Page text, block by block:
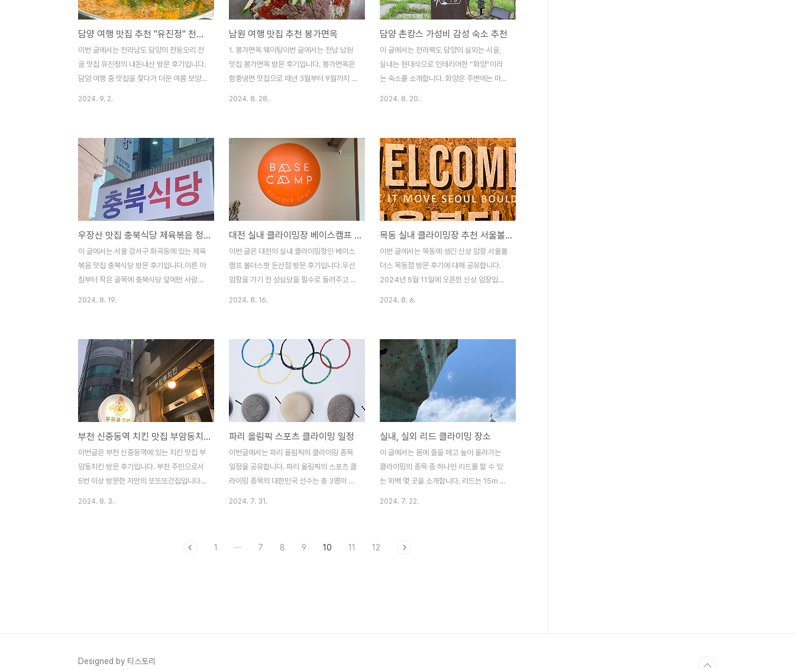
봉가면옥은 함흥냉면 맛집으로 매년 3월부터
9월까지 6개월만 운영합니다.현지 및 여행객
들의 소문난 맛집으로 주jjiyo.com👉 남원
한옥 카페 추천 "월향재" 바로가기 전남 남원
광한루 카페 망고빙수 맛집 ”월향..
30분당 1,500원종일권 1만 5천원⏰ 영업
시간 평일(월-금) 오전 11시 ~ 오후 11시주말
(토,일) 오전 10시 ~ 오후 8시💲이용요금일
일이용권 : 2만원체험강습권 : 3만원 (네이버
예악 필수)암벽화 대여 : 5천원..
시 30분 쯤 이전 방문 (일요일 기준)일요일
오전 9시 반쯤 도착하니 웨이팅이 없었습니
다.식사를 마치고 10시 반쯤에는 웨이팅이
있었습니다.오전 일찍 방문하는 것을 추천합
니다.웨이팅은 캐치테이블 이용 메뉴창평국
밥에서는 모..
담양 여행 맛집 추천 "유진정" 천둥오리 전골
이번 글에서는 전라남도 담양의 천둥오리 전
골 맛집 유진정의 내돈내산 방문 후기입니다.
담양 여행 중 맛집을 찾다가 더운 여름 보양
남 담양군 금성면 시암골로 17⏰ 영업시간 :
매일 오전 11:00 부터 오후 8시 30분 (주문
마감 오후 7시 30분) * 브레이크타임 : 오
후 3시 30분 부터 오후 5시 🚘 주차 : 식당
앞 주차장 무료 (주차 편함)✏️ 메뉴 : 청둥오
리 전골 단일 메뉴(전골과 미나리 한바구니
가득 함께 나옵니다.)🚻 화장실 : 오래됬지만
깨끗 (식당 내부에 있음)방문 시간은 토요일
오전 10시 5..
2024. 9. 2.
남원 여행 맛집 추천 봉가면옥
1. 봉가면옥 웨이팅이번 글에서는 전남 남원
맛집 봉가면옥 방문 후기입니다. 봉가면옥은
함흥냉면 맛집으로 매년 3월부터 9월까지 6
했는데 내부에는 식사중인 손님이 있었습니
다. ⏰ 영업시간 : 오전 11시 ~ 오후 9시 📍
주소 : 전북 남원시 소리길 177 🚘 주차 : 무
료 (주차 공간은 협소하며, 주차 공간이 부족
한 경우 식당 앞 갓길에 주차)봉가면옥 간판
입니다. "봉가"가 간판에서 많이 지워져 잘 보
이지 않습니다.주차는 식당 앞 차량 약 8대
정도가 주차할 수 있습니다. 주차 자리가 없
을 경우 식당 앞 갓길에 차량이 세워져 있었
습..
2024. 8. 28.
담양 촌캉스 가성비 감성 숙소 추천
이 글에서는 전라북도 담양의 실외는 시골,
실내는 현대식으로 인테리어한 “화양”이라
는 숙소를 소개합니다. 화양은 주변에는 마을
천둥오리 전골이번 글에서는 전라남도 담양
의 천둥오리 전골 맛집 유진정의 내돈내산 방
문 후기입니다. 담양 여행 중 맛집을 찾다가
더운 여름 보양도 할 겸 방문하게 되었습니
다. 주말에는 웨이팅이 있다는jjiyo.com👉
담양 맛집 추천 백종원 국밥 "창평국밥" 바로
가기 담양 맛집 노란간판 창평국밥 백종원 국
밥 웨이팅 꿀팁창평국밥 정보전남 담양의 국
밥거리의 백종원이 다녀가 유명해진 “창평국
밥” 내돈내산 방문 ..
2024. 8. 20.
우장산 맛집 충북식당 제육볶음 청국장
이 글에서는 서울 강서구 화곡동에 있는 제육
볶음 맛집 충북식당 방문 후기입니다.이른 아
침부터 작은 골목에 충북식당 앞에만 사람이
시부터 오후 3시까지일요일 : 휴무1인 식사
는 불가합니다.* 토요일 10시 반에 도착했을
때 이미 오픈해있었습니다. 정확한 오픈시간
은 알 수 없었습니다.3. 충북식당 웨이팅오전
11시 오픈이라고 나와있지만 토요일 오전 10
시 반에 도착했을 때, 이미 식사 중인 분들이
계셨고 앞에 약 10팀 정도 웨이팅이 있었습
니다.웨이팅을 한시간 정도 했고, 11시 반에
식사를 할 수 있었습니다.캐치테이블이나 따
로 웨이팅..
2024. 8. 19.
대전 실내 클라이밍장 베이스캠프 볼더스팟 둔산점 방문 후기
이번 글은 대전의 실내 클라이밍장인 베이스
캠프 볼더스팟 둔산점 방문 후기입니다.우선
암장을 가기 전 성심당을 필수로 들려주고 베
베이스캠프 볼더스팟은 베이스캠프의 2호점
입니다.1호점은 대전의 유성구에 있습니다.2.
베이스캠프 둔산점 주차주차비: 무료(주차권
에 도장을 찍어 제출하세요)주차권에는 2시
간 무료라고 적혀있지만 추가금액 없이 출차
했습니다투썸플레이스 건물 : 지하주차 난이
도: 중주차장 유형 : 일반 지하 주차장 (기계식
X)대로변 뒤편애 주차장 입구가 있습니다. 다
른 건물과 헷갈리지 않게 주의하세요.주차도
장 위치 : 카운터 오른쪽에 ..
2024. 8. 16.
목동 실내 클라이밍장 추천 서울볼더스 목동점 방문 후기
이번 글에서는 목동에 생긴 신상 암장 서울볼
더스 목동점 방문 후기에 대해 공유합니다.
2024년 5월 11일에 오픈한 신상 암장입니
사용하는 다른 암장에 비해 체감 난이도가 가
장 어렵습니다. 다른 암장에 비해 어렵다고
소문이 난 클라이밍 센터입니다. 선유도점과
비교하면 목동점이 더 쉬운 편이라고는 하지
만 그래도 어렵게 느껴집니다. 선유도는 생긴
지 오래된 고수의 암장 느낌이 난다면 목동점
은 더 힙하고 밝은 느낌이 납니다.1. 서울볼더
스 목동점 정보- 위치 : 서울특별시 양천구 신
목로 53 서울볼더스 목동점 2층(오목교역 7
번출구 도보 7분)..
2024. 8. 6.
부천 신중동역 치킨 맛집 부암동치킨 후라이드 골뱅이국수
이번글은 부천 신중동역에 있는 치킨 맛집 부
암동치킨 방문 후기입니다. 부천 주민으로서
5번 이상 방문한 저만의 또또또간집입니다.
않습니다. 회전율이 빠르지 않은 편이라 사장
이드는 감자와 고구마가 치킨과 함께 튀겨져
2024. 8. 3.
파리 올림픽 스포츠 클라이밍 일정
이번글에서는 파리 올림픽의 클라이밍 종목
일정을 공유합니다. 파리 올림픽의 스포츠 클
라이밍 종목의 대한민국 선수는 총 3명이 출
더링,리드 세 종목을 합산하였으나 이번 파리
2024. 7. 31.
실내, 실외 리드 클라이밍 장소
이 글에서는 몸에 줄을 매고 높이 올라가는
클라이밍의 종목 중 하나인 리드를 할 수 있
는 외벽 몇 곳을 소개합니다. 리드는 15m 이
터 가을에 사용이 가능합니다.1. 실내 리드 클
2024. 7. 22.
1 ··· 7 8 9 10 11 12
Designed by 티스토리